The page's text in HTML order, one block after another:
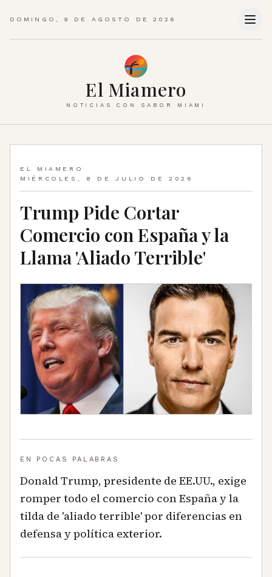
DOMINGO, 9 DE AGOSTO DE 2026
El Miamero
NOTICIAS CON SABOR MIAMI
EL MIAMERO
MIÉRCOLES, 8 DE JULIO DE 2026
Trump Pide Cortar
Comercio con España y la
Llama 'Aliado Terrible'
EN POCAS PALABRAS
Donald Trump, presidente de EE.UU., exige
romper todo el comercio con España y la
tilda de 'aliado terrible' por diferencias en
defensa y política exterior.